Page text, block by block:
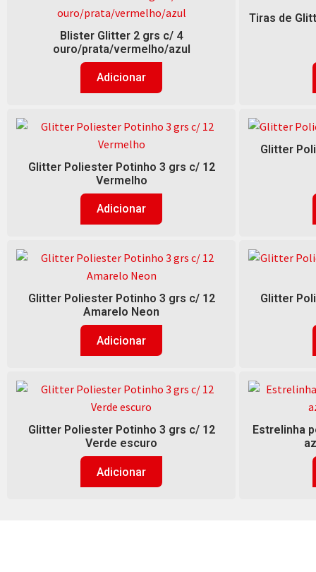
Blister Glitter 2 grs c/ 4
ouro/prata/vermelho/azul
Adicionar
Tiras de
Glitter Poliester Potinho 3 grs c/ 12
Vermelho
Adicionar
Glitter
Glitter Poliester Potinho 3 grs c/ 12
Amarelo Neon
Adicionar
Glitter
Glitter Poliester Potinho 3 grs c/ 12
Verde escuro
Adicionar
Estrelinha